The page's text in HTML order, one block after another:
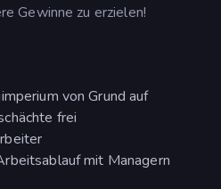
Gewinne zu erzielen!
von Grund auf
frei
mit Managern